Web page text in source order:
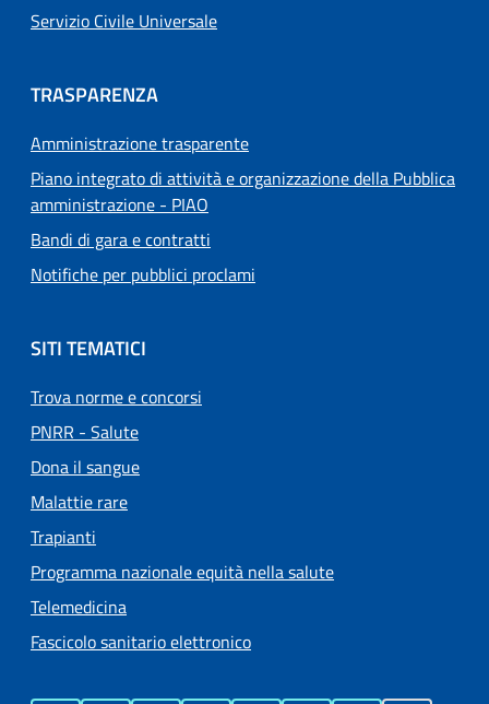
Servizio Civile Universale
TRASPARENZA
Amministrazione trasparente
Piano integrato di attività e organizzazione della Pubblica
amministrazione - PIAO
Bandi di gara e contratti
Notifiche per pubblici proclami
SITI TEMATICI
Trova norme e concorsi
PNRR - Salute
Dona il sangue
Malattie rare
Trapianti
Programma nazionale equità nella salute
Telemedicina
Fascicolo sanitario elettronico